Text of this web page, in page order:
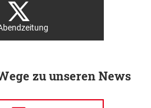
zu unseren News